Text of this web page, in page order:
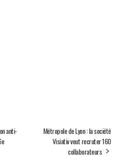
anti-
Métropole de Lyon : la société
Visiativ veut recruter 160
collaborateurs